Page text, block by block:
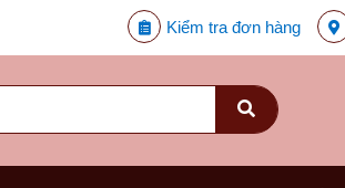
Kiểm tra đơn hàng